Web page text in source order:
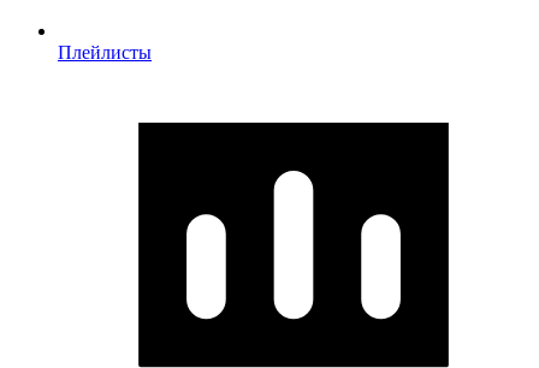
Плейлисты